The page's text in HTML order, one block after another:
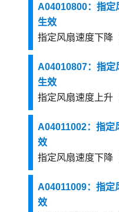
A04010800：指定
生效
指定风扇速度下降
A04010807：指定
生效
指定风扇速度上升
A04011002：指定
效
指定风扇速度下降
A04011009：指定
效